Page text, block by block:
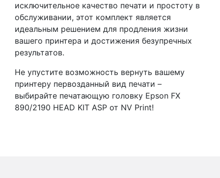
исключительное качество печати и простоту в
обслуживании, этот комплект является
идеальным решением для продления жизни
вашего принтера и достижения безупречных
результатов.
Не упустите возможность вернуть вашему
принтеру первозданный вид печати –
выбирайте печатающую головку Epson FX
890/2190 HEAD KIT ASP от NV Print!